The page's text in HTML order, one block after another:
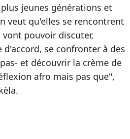
jeunes générations et
veut qu'elles se rencontrent
pouvoir discuter,
se confronter à des
et découvrir la crème de
afro mais pas que",